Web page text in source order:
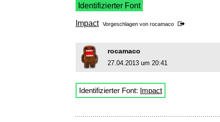
Identifizierter Font
Impact Vorgeschlagen von rocamaco
rocamaco
27.04.2013 um 20:41
Identifizierter Font: Impact